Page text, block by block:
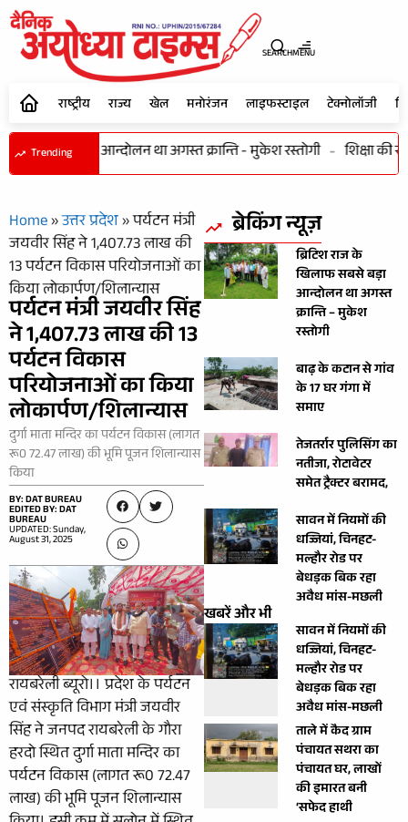
SEARCHMENU
राष्ट्रीय राज्य खेल मनोरंजन लाइफस्टाइल टेक्नोलॉजी
Trending
सबसे बड़ा आन्दोलन था अगस्त क्रान्ति - मुकेश रस्तोगी शिक्षा की
Home»उत्तर प्रदेश»पर्यटन मंत्री
जयवीर सिंह ने 1,407.73 लाख की
13 पर्यटन विकास परियोजनाओं का
किया लोकार्पण/शिलान्यास
पर्यटन मंत्री जयवीर सिंह
ने 1,407.73 लाख की 13
पर्यटन विकास
परियोजनाओं का किया
लोकार्पण/शिलान्यास
दुर्गा माता मन्दिर का पर्यटन विकास (लागत
रू0 72.47 लाख) की भूमि पूजन शिलान्यास
किया
BY: DAT BUREAU
EDITED BY: DAT
BUREAU
UPDATED: Sunday,
August 31, 2025
रायबरेली ब्यूरो।। प्रदेश के पर्यटन
एवं संस्कृति विभाग मंत्री जयवीर
सिंह ने जनपद रायबरेली के गौरा
हरदो स्थित दुर्गा माता मन्दिर का
पर्यटन विकास (लागत रू0 72.47
लाख) की भूमि पूजन शिलान्यास
ब्रेकिंग न्यूज़
ब्रिटिश राज के
खिलाफ सबसे बड़ा
आन्दोलन था अगस्त
क्रान्ति – मुकेश
रस्तोगी
बाढ़ के कटान से गांव
के 17 घर गंगा में
समाए
तेजतर्रार पुलिसिंग का
नतीजा, रोटावेटर
समेत ट्रैक्टर बरामद,
सावन में नियमों की
धज्जियां, चिनहट-
मल्हौर रोड पर
बेधड़क बिक रहा
अवैध मांस-मछली
खबरें और भी
सावन में नियमों की
धज्जियां, चिनहट-
मल्हौर रोड पर
बेधड़क बिक रहा
अवैध मांस-मछली
ताले में कैद ग्राम
पंचायत सथरा का
पंचायत घर, लाखों
की इमारत बनी
‘सफेद हाथी